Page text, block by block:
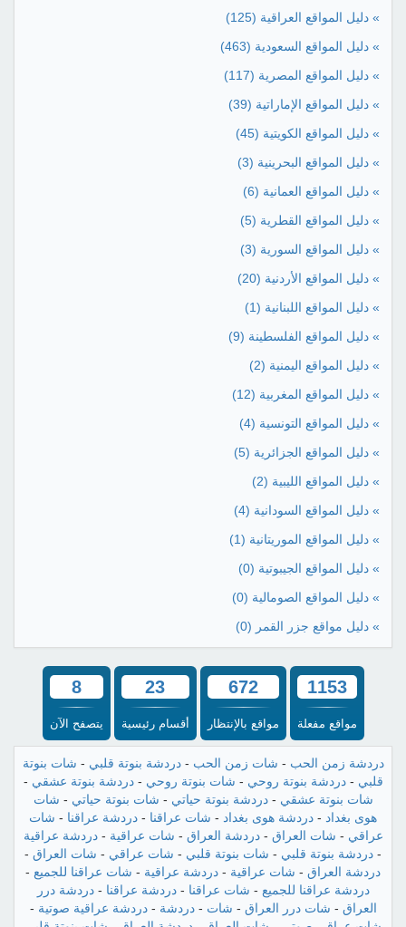
» دليل المواقع العراقية (125)
» دليل المواقع السعودية (463)
» دليل المواقع المصرية (117)
» دليل المواقع الإماراتية (39)
» دليل المواقع الكويتية (45)
» دليل المواقع البحرينية (3)
» دليل المواقع العمانية (6)
» دليل المواقع القطرية (5)
» دليل المواقع السورية (3)
» دليل المواقع الأردنية (20)
» دليل المواقع اللبنانية (1)
» دليل المواقع الفلسطينة (9)
» دليل المواقع اليمنية (2)
» دليل المواقع المغربية (12)
» دليل المواقع التونسية (4)
» دليل المواقع الجزائرية (5)
» دليل المواقع الليبية (2)
» دليل المواقع السودانية (4)
» دليل المواقع الموريتانية (1)
» دليل المواقع الجيبوتية (0)
» دليل المواقع الصومالية (0)
» دليل مواقع جزر القمر (0)
1153
مواقع مفعلة
672
مواقع بالإنتظار
23
أقسام رئيسية
8
يتصفح الآن
دردشة زمن الحب - شات زمن الحب -دردشة بنوتة قلبي - شات بنوتة
قلبي -دردشة بنوتة روحي - شات بنوتة روحي -دردشة بنوتة عشقي -
شات بنوتة عشقي -دردشة بنوتة حياتي - شات بنوتة حياتي - شات
هوى بغداد - دردشة هوى بغداد - شات عراقنا - دردشة عراقنا - شات
عراقي - شات العراق -دردشة العراق - شات عراقية -دردشة عراقية
- دردشة بنوتة قلبي - شات بنوتة قلبي - شات عراقي - شات العراق -
دردشة العراق - شات عراقية - دردشة عراقية - شات عراقنا للجميع -
دردشة عراقنا للجميع - شات عراقنا -دردشة عراقنا -دردشة درر
العراق - شات درر العراق - شات -دردشة -دردشة عراقية صوتية -